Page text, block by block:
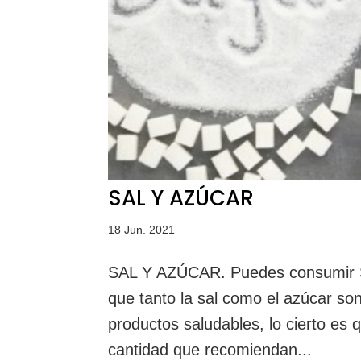
SAL Y AZÚCAR
18 Jun. 2021
SAL Y AZÚCAR. Puedes
que tanto la sal como el azúcar
productos saludables, lo cierto es
cantidad que recomiendan...